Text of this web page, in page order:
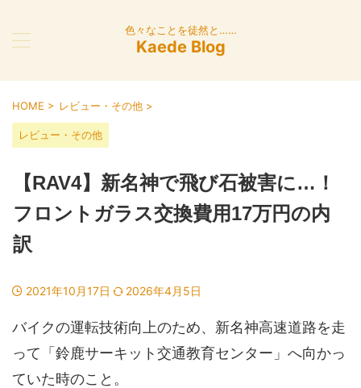
色々なことを徒然と……
Kaede Blog
HOME > レビュー・その他 >
レビュー・その他
【RAV4】新名神で飛び石被害に…！
フロントガラス交換費用17万円の内
訳
2021年10月17日 2026年4月5日
バイクの運転技術向上のため、新名神高速道路を走
って「鈴鹿サーキット交通教育センター」へ向かっ
ていた時のこと。